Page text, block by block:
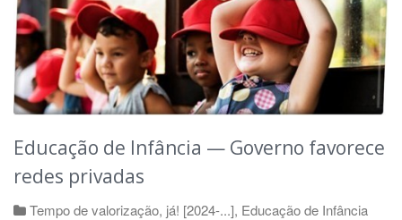
Educação de Infância — Governo favorece
redes privadas
Tempo de valorização, já! [2024-...], Educação de Infância